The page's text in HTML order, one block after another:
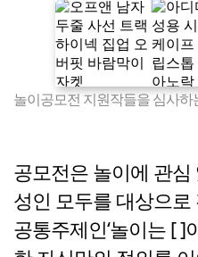
놀이공모전 지원작들을 심사하
공모전은 놀이에 관
성인 모두를 대상으
공통주제인‘놀이는 [ ]